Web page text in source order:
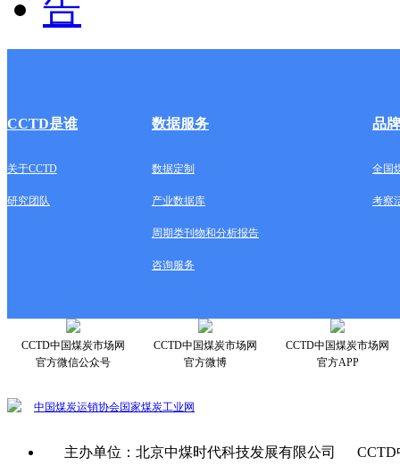
CCTD是谁 数据服务 品
关于CCTD 数据定制 全国
研究团队 产业数据库 考察
周期类刊物和分析报告
咨询服务
CCTD中国煤炭市场网
官方微信公众号
CCTD中国煤炭市场网
官方微博
CCTD中国煤炭市场网
官方APP
中国煤炭运销协会国家煤炭工业网
主办单位：北京中煤时代科技发展有限公司